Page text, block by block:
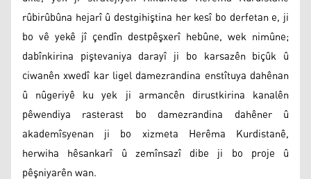
rûbirûbûna hejarî û destgihiştina her kesî bo derfetan e, ji
bo vê yekê jî çendîn destpêşxerî hebûne, wek nimûne;
dabînkirina piştevaniya darayî ji bo karsazên biçûk û
ciwanên xwedî kar ligel damezrandina enstîtuya dahênan
û nûgeriyê ku yek ji armancên dirustkirina kanalên
pêwendiya rasterast bo damezrandina dahêner û
akademîsyenan ji bo xizmeta Herêma Kurdistanê,
herwiha hêsankarî û zemînsazî dibe ji bo proje û
pêşniyarên wan.